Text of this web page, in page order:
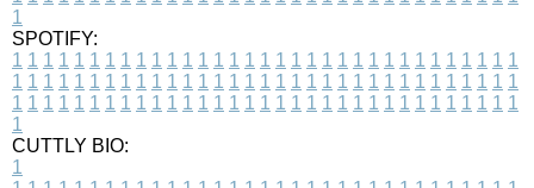
1
SPOTIFY:
1 1 1 1 1 1 1 1 1 1 1 1 1 1 1 1 1 1 1 1 1 1 1 1 1 1 1 1 1 1 1 1 1
1 1 1 1 1 1 1 1 1 1 1 1 1 1 1 1 1 1 1 1 1 1 1 1 1 1 1 1 1 1 1 1 1
1 1 1 1 1 1 1 1 1 1 1 1 1 1 1 1 1 1 1 1 1 1 1 1 1 1 1 1 1 1 1 1 1
1
CUTTLY BIO:
1